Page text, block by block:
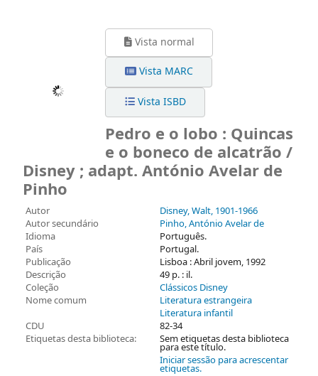
Vista normal
Vista MARC
Vista ISBD
Pedro e o lobo : Quincas
e o boneco de alcatrão /
Disney ; adapt. António Avelar de
Pinho
Autor Disney, Walt, 1901-1966
Autor secundário
Pinho, António Avelar de
Idioma
Português.
País
Portugal.
Publicação
Lisboa : Abril jovem, 1992
Descrição
49 p. : il.
Coleção
Clássicos Disney
Nome comum
Literatura estrangeira
Literatura infantil
CDU
82-34
Etiquetas desta biblioteca:
Sem etiquetas desta biblioteca
para este título.
Iniciar sessão para acrescentar
etiquetas.